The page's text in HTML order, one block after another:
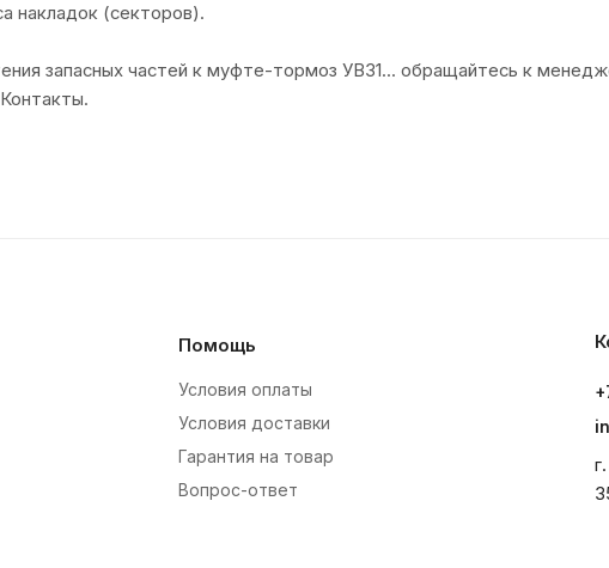
накладок (секторов).
запасных частей к муфте-тормоз УВ31... обращайтесь к
Помощь
Условия оплаты
Условия доставки
Гарантия на товар
Вопрос-ответ